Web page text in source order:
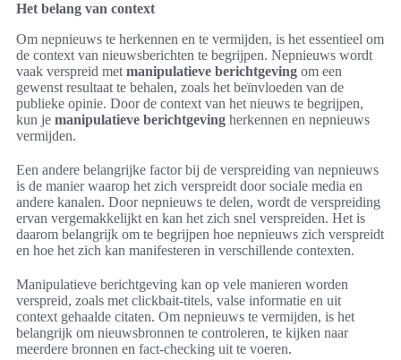
Het belang van context
Om nepnieuws te herkennen en te vermijden, is het essentieel om
de context van nieuwsberichten te begrijpen. Nepnieuws wordt
vaak verspreid met manipulatieve berichtgeving om een
gewenst resultaat te behalen, zoals het beïnvloeden van de
publieke opinie. Door de context van het nieuws te begrijpen,
kun je manipulatieve berichtgeving herkennen en nepnieuws
vermijden.
Een andere belangrijke factor bij de verspreiding van nepnieuws
is de manier waarop het zich verspreidt door sociale media en
andere kanalen. Door nepnieuws te delen, wordt de verspreiding
ervan vergemakkelijkt en kan het zich snel verspreiden. Het is
daarom belangrijk om te begrijpen hoe nepnieuws zich verspreidt
en hoe het zich kan manifesteren in verschillende contexten.
Manipulatieve berichtgeving kan op vele manieren worden
verspreid, zoals met clickbait-titels, valse informatie en uit
context gehaalde citaten. Om nepnieuws te vermijden, is het
belangrijk om nieuwsbronnen te controleren, te kijken naar
meerdere bronnen en fact-checking uit te voeren.